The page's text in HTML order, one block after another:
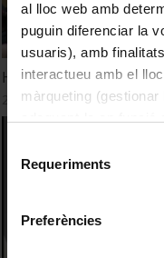
al lloc web amb
puguin diferenciar la
usuaris), amb
interactueu amb el
màrqueting (gestionar
consultar laPolítica
Requeriments
Preferències
Homenatge a la Dra.
25 Febrero, 2025